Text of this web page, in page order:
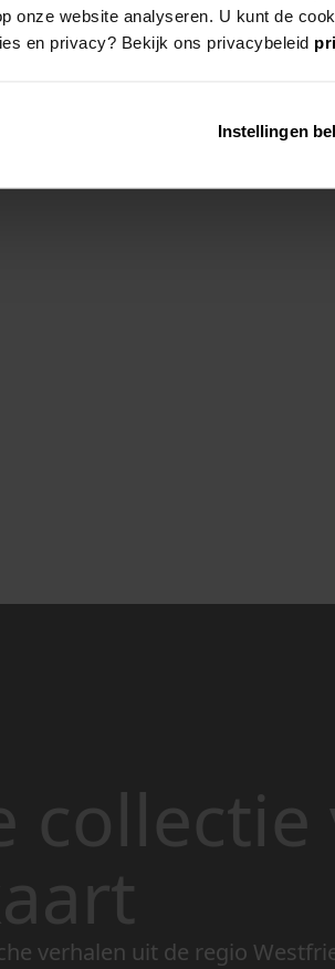
onze website analyseren. U kunt de
en privacy? Bekijk ons privacybeleid
Instellingen
collectie
verhalen uit de regio